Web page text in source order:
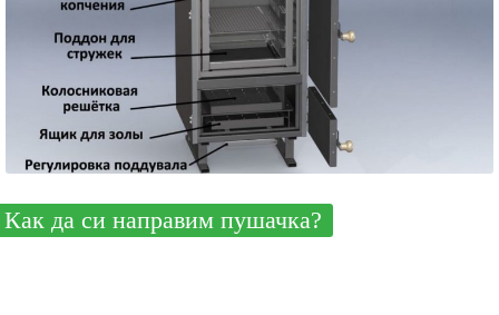
Как да си направим пушачка?